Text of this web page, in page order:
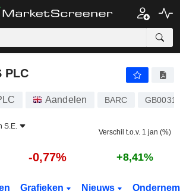
PLC
Aandelen BARC
S.E.
Verschil t.o.v. 1 jan (%)
-0,77% +8,41%
Grafieken Nieuws